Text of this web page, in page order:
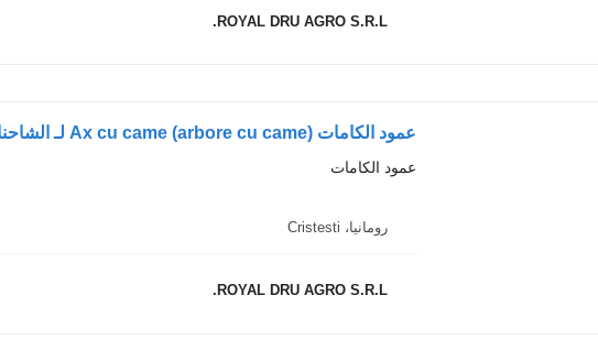
ROYAL DRU AGRO S.R.L.
عمود الكامات
رومانيا، Cristesti
ROYAL DRU AGRO S.R.L.